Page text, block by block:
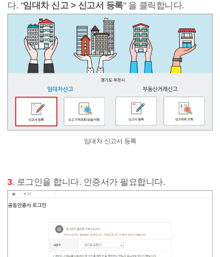
다. "임대차 신고 > 신고서 등록" 을 클릭합니다.
임대차 신고서 등록
3. 로그인을 합니다. 인증서가 필요합니다.